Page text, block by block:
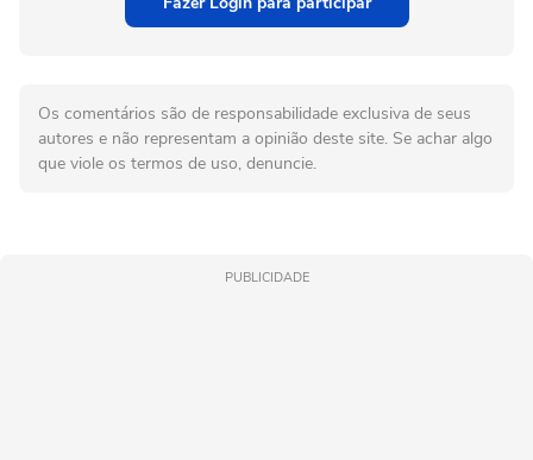
Os comentários são de responsabilidade exclusiva de seus
autores e não representam a opinião deste site. Se achar algo
que viole os termos de uso, denuncie.
PUBLICIDADE